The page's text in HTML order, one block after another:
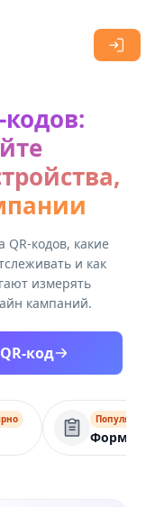
QR-кодов, какие
и как
измерять
кампаний.
код
Популярно
Форма